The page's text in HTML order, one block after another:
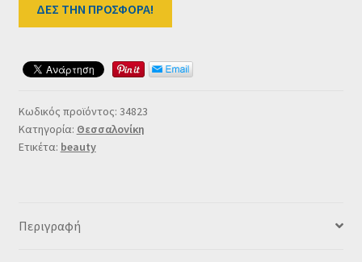
ΔΕΣ ΤΗΝ ΠΡΟΣΦΟΡΑ!
Κωδικός προϊόντος: 34823
Κατηγορία: Θεσσαλονίκη
Ετικέτα: beauty
Περιγραφή